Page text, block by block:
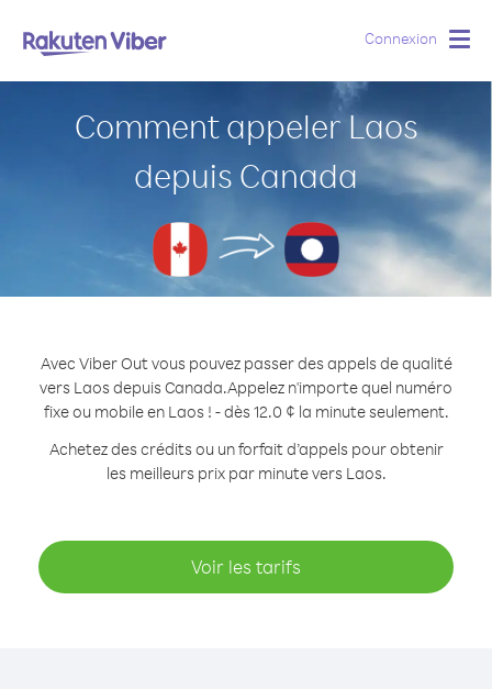
Connexion
Comment appeler Laos
depuis Canada
Avec Viber Out vous pouvez passer des appels de qualité
vers Laos depuis Canada.Appelez n'importe quel numéro
fixe ou mobile en Laos ! - dès 12.0 ¢ la minute seulement.
Achetez des crédits ou un forfait d’appels pour obtenir
les meilleurs prix par minute vers Laos.
Voir les tarifs